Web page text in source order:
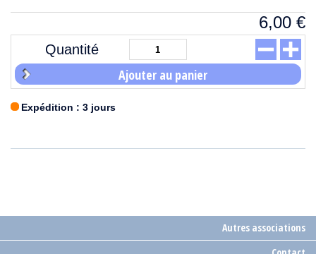
6,00 €
Quantité
Ajouter au panier
Expédition : 3 jours
Autres associations